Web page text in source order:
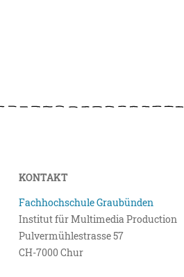
KONTAKT
Fachhochschule Graubünden
Institut für Multimedia Production
Pulvermühlestrasse 57
CH-7000 Chur